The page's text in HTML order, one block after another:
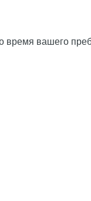
время вашего